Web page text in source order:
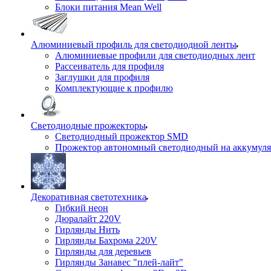
Блоки питания Mean Well
Алюминиевый профиль для светодиодной ленты
Алюминиевые профили для светодиодных лент
Рассеиватель для профиля
Заглушки для профиля
Комплектующие к профилю
Светодиодные прожекторы
Светодиодный прожектор SMD
Прожектор автономный светодиодный на
Декоративная светотехника
Гибкий неон
Дюралайт 220V
Гирлянды Нить
Гирлянды Бахрома 220V
Гирлянды для деревьев
Гирлянды Занавес "плей-лайт"